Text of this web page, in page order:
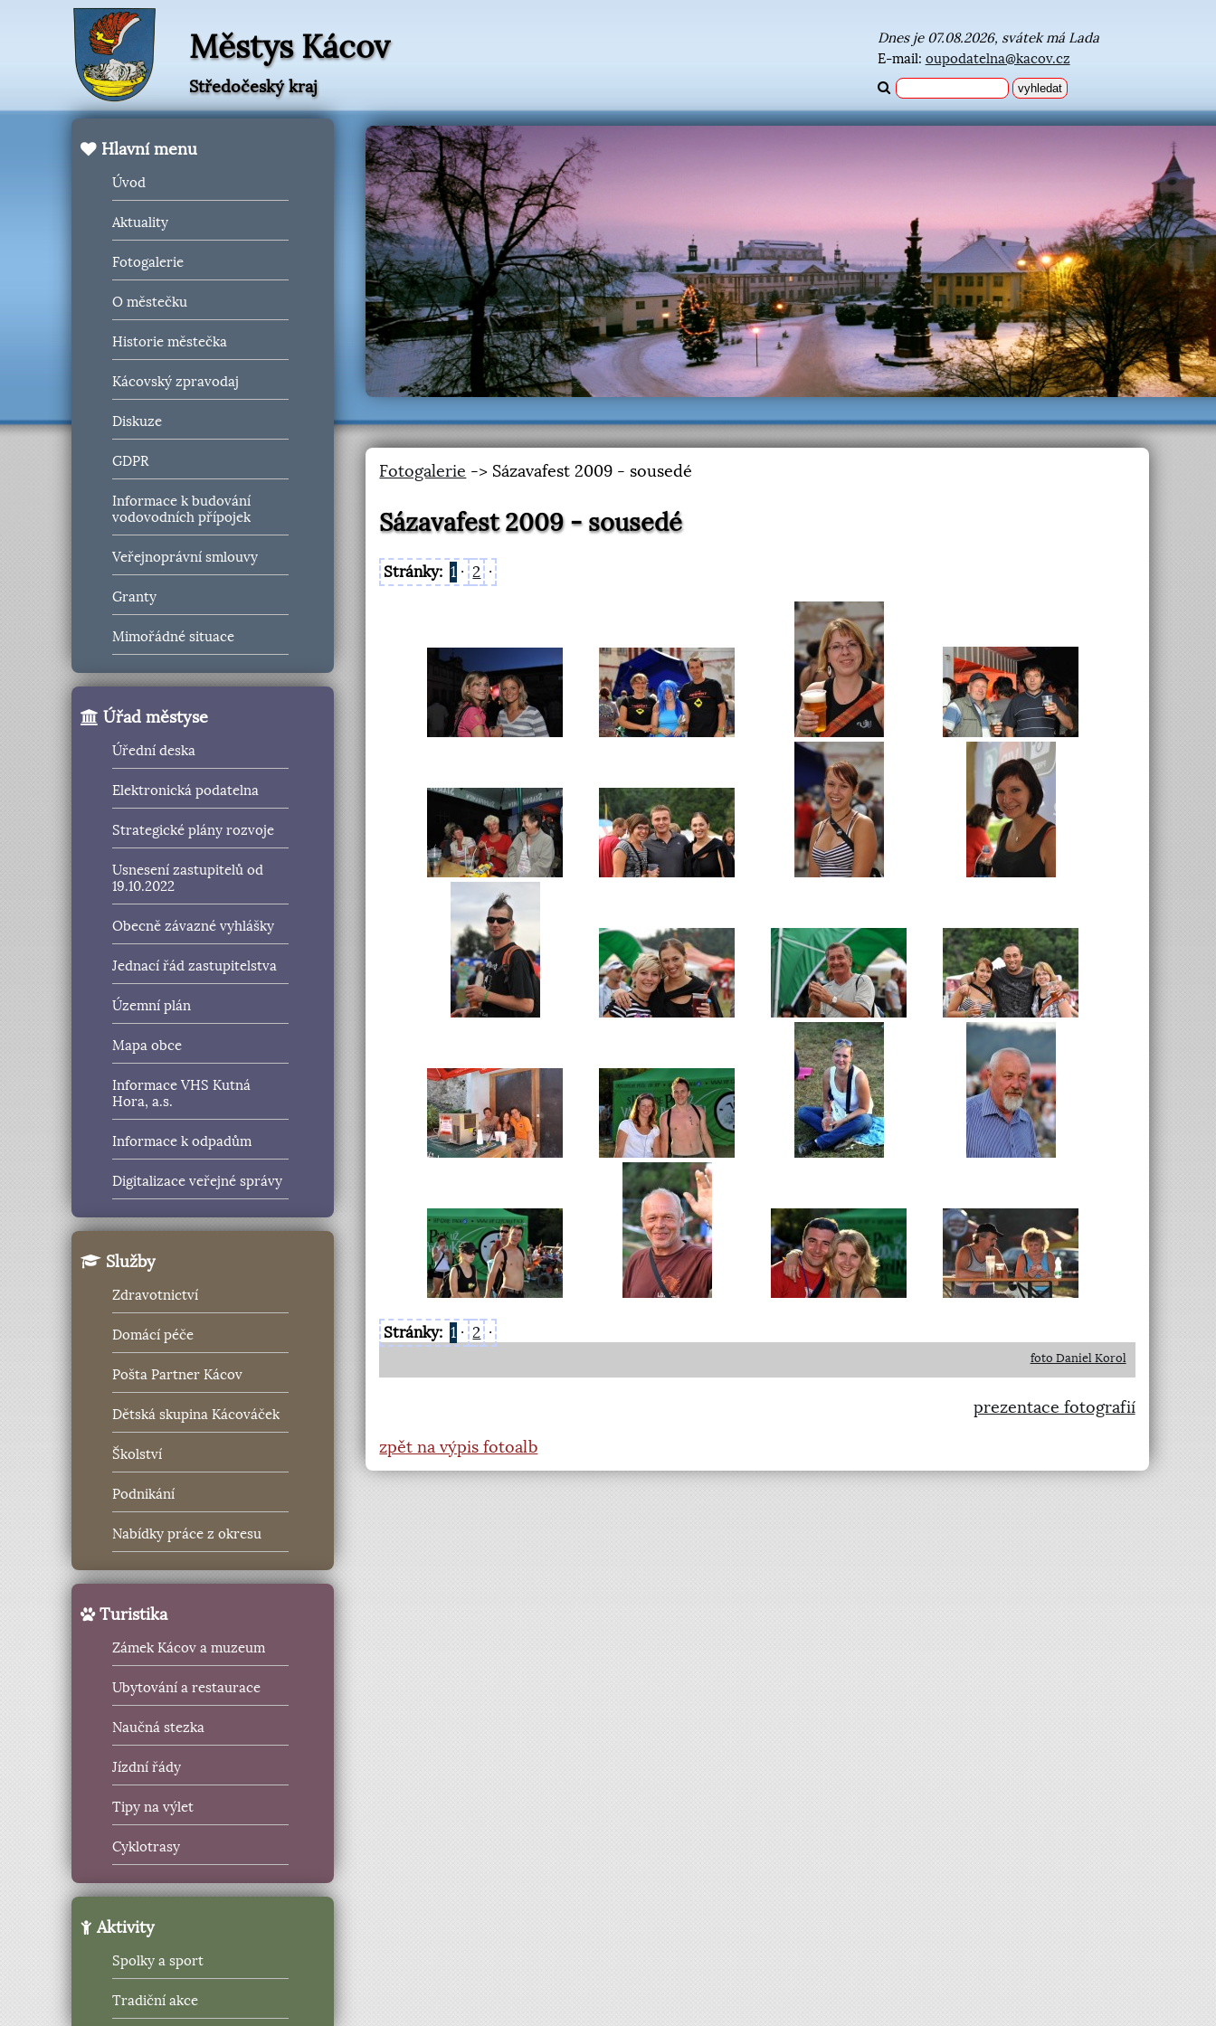
Městys Kácov
Středočeský kraj
Dnes je 07.08.2026, svátek má Lada
E-mail: oupodatelna@kacov.cz
Hlavní menu
Úvod
Aktuality
Fotogalerie
O městečku
Historie městečka
Kácovský zpravodaj
Diskuze
GDPR
Informace k budování
vodovodních přípojek
Veřejnoprávní smlouvy
Granty
Mimořádné situace
Úřad městyse
Úřední deska
Elektronická podatelna
Strategické plány rozvoje
Usnesení zastupitelů od
19.10.2022
Obecně závazné vyhlášky
Jednací řád zastupitelstva
Územní plán
Mapa obce
Informace VHS Kutná
Hora, a.s.
Informace k odpadům
Digitalizace veřejné správy
Služby
Zdravotnictví
Domácí péče
Pošta Partner Kácov
Dětská skupina Kácováček
Školství
Podnikání
Nabídky práce z okresu
Turistika
Zámek Kácov a muzeum
Ubytování a restaurace
Naučná stezka
Jízdní řády
Tipy na výlet
Cyklotrasy
Aktivity
Spolky a sport
Tradiční akce
Fotogalerie -> Sázavafest 2009 - sousedé
Sázavafest 2009 - sousedé
Stránky: 1 · 2 ·
Stránky: 1 · 2 ·
foto Daniel Korol
prezentace fotografií
zpět na výpis fotoalb